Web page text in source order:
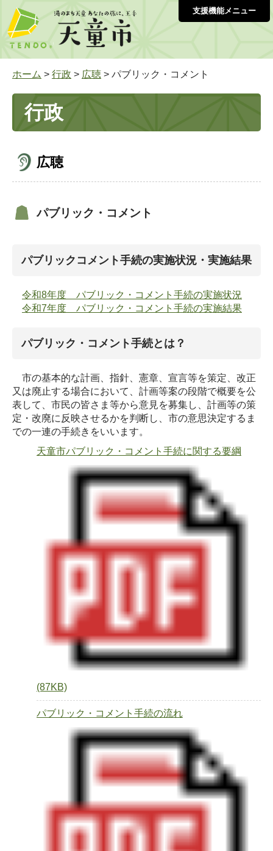
支援機能メニュー
ホーム > 行政 > 広聴 > パブリック・コメント
行政
広聴
パブリック・コメント
パブリックコメント手続の実施状況・実施結果
令和8年度 パブリック・コメント手続の実施状況
令和7年度 パブリック・コメント手続の実施結果
パブリック・コメント手続とは？
市の基本的な計画、指針、憲章、宣言等を策定、改正
又は廃止する場合において、計画等案の段階で概要を公
表して、市民の皆さま等から意見を募集し、計画等の策
定・改廃に反映させるかを判断し、市の意思決定するま
での一連の手続きをいいます。
天童市パブリック・コメント手続に関する要綱
(87KB)
パブリック・コメント手続の流れ